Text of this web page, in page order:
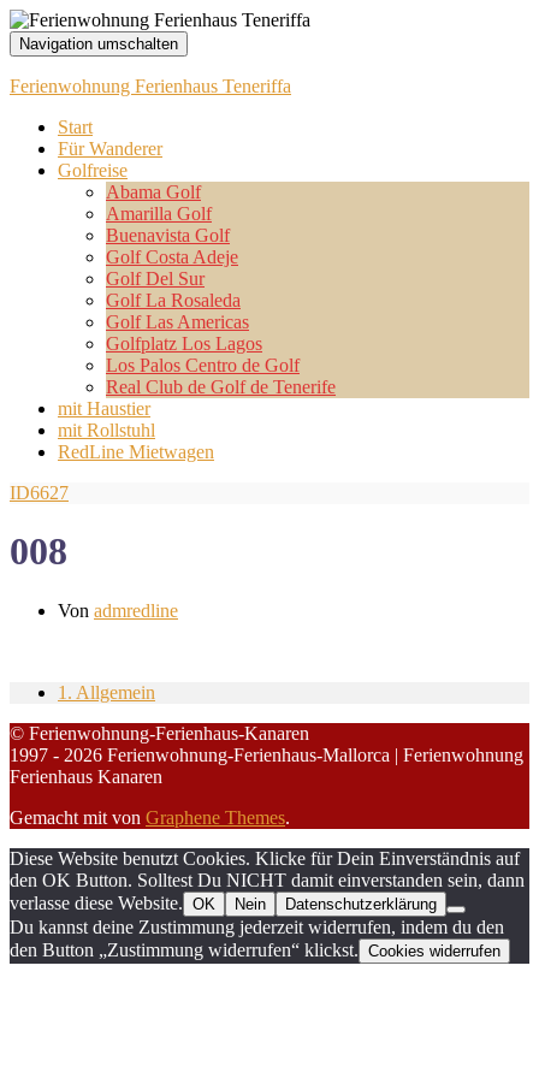
Navigation umschalten
Ferienwohnung Ferienhaus Teneriffa
Start
Für Wanderer
Golfreise
Abama Golf
Amarilla Golf
Buenavista Golf
Golf Costa Adeje
Golf Del Sur
Golf La Rosaleda
Golf Las Americas
Golfplatz Los Lagos
Los Palos Centro de Golf
Real Club de Golf de Tenerife
mit Haustier
mit Rollstuhl
RedLine Mietwagen
ID6627
008
Von admredline
1. Allgemein
© Ferienwohnung-Ferienhaus-Kanaren
1997 - 2026 Ferienwohnung-Ferienhaus-Mallorca | Ferienwohnung
Ferienhaus Kanaren
Gemacht mit von Graphene Themes.
Diese Website benutzt Cookies. Klicke für Dein Einverständnis auf
den OK Button. Solltest Du NICHT damit einverstanden sein, dann
verlasse diese Website. OK Nein Datenschutzerklärung
Du kannst deine Zustimmung jederzeit widerrufen, indem du den
den Button „Zustimmung widerrufen“ klickst. Cookies widerrufen